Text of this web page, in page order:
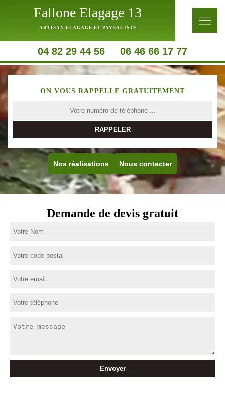
Fallone Elagage 13
ARTISAN ELAGAGE ET PAYSAGISTE
04 82 29 44 56 06 46 66 17 77
ON VOUS RAPPELLE GRATUITEMENT
Nos réalisations Nous contacter
Demande de devis gratuit